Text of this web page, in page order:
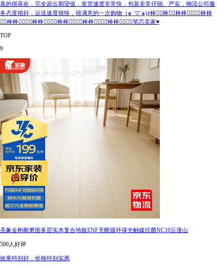
真的很喜欢，完全超出期望值，发货速度非常快，包装非常仔细、严实，物流公司服
务态度很好，运送速度很快，很满意的一次购物（๑ `▽´๑)۶棒👍🏻棒👍🏻棒棒👍🏻👍🏻棒棒
👍🏻棒棒👍🏻👍🏻棒棒👍🏻👍🏻棒棒👍🏻👍🏻棒棒👍🏻👍🏻棒棒👍🏻👍🏻笔芯卖家♥
TOP
9
圣象金刚耐磨面多层实木复合地板ENF无醛级环保光触媒抗菌NC10云漫山
500人好评
效果特别好，价格特别实惠